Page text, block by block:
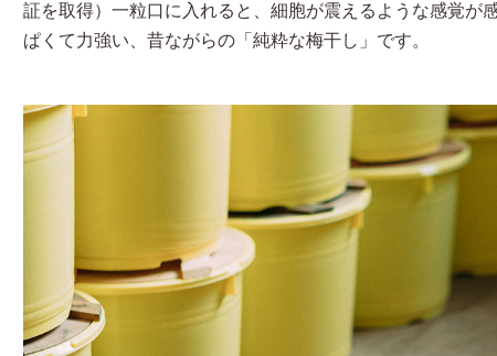
証を取得）一粒口に入れると、細胞が震えるような感覚が
ぱくて力強い、昔ながらの「純粋な梅干し」です。